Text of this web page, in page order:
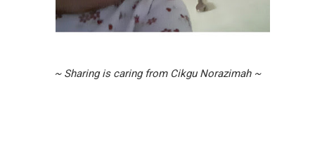
~ Sharing is caring from Cikgu Norazimah ~